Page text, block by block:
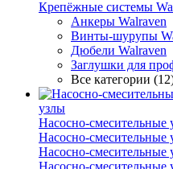
Крепёжные системы
Анкеры Walraven
Винты-шурупы
Дюбели Walraven
Заглушки для
Все категории
узлы
Насосно-смесительные
Насосно-смесительные
Насосно-смесительные
Насосно-смесительные